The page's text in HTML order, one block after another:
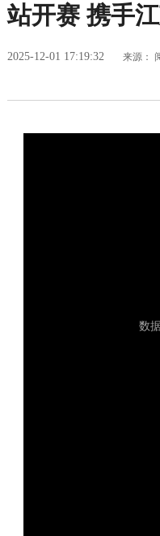
站开赛 携手
2025-12-01 17:19:32 来源：